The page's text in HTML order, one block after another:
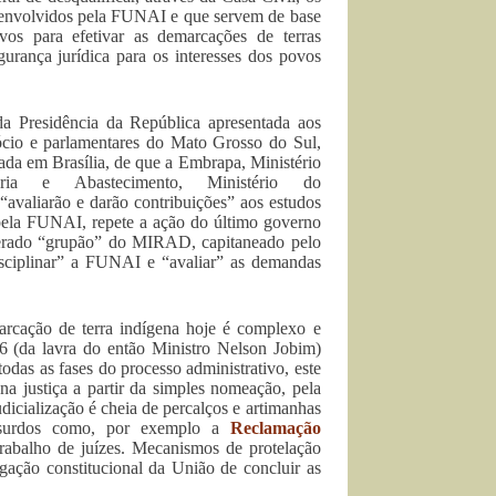
pela FUNAI e que servem de base
para efetivar as demarcações de terras
jurídica para os interesses dos povos
Presidência da República apresentada aos
e parlamentares do Mato Grosso do Sul,
em Brasília, de que a Embrapa, Ministério
e Abastecimento, Ministério do
e darão contribuições” aos estudos
FUNAI, repete a ação do último governo
“grupão” do MIRAD, capitaneado pelo
a FUNAI e “avaliar” as demandas
de terra indígena hoje é complexo e
(da lavra do então Ministro Nelson Jobim)
as fases do processo administrativo, este
justiça a partir da simples nomeação, pela
é cheia de percalços e artimanhas
como, por exemplo a
Reclamação
de juízes. Mecanismos de protelação
constitucional da União de concluir as